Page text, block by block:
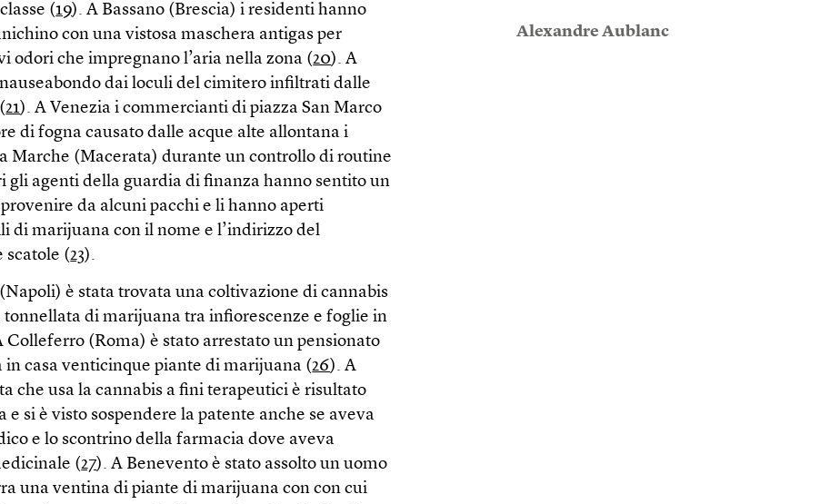
(19). A Bassano (Brescia) i residenti hanno
con una vistosa maschera antigas per
odori che impregnano l’aria nella zona (20). A
dai loculi del cimitero infiltrati dalle
21). A Venezia i commercianti di piazza San Marco
di fogna causato dalle acque alte allontana i
Marche (Macerata) durante un controllo di routine
gli agenti della guardia di finanza hanno sentito un
da alcuni pacchi e li hanno aperti
di marijuana con il nome e l’indirizzo del
scatole (23).
è stata trovata una coltivazione di cannabis
tonnellata di marijuana tra infiorescenze e foglie in
Colleferro (Roma) è stato arrestato un pensionato
in casa venticinque piante di marijuana (26). A
che usa la cannabis a fini terapeutici è risultato
e si è visto sospendere la patente anche se aveva
e lo scontrino della farmacia dove aveva
(27). A Benevento è stato assolto un uomo
una ventina di piante di marijuana con con cui
Alexandre Aublanc